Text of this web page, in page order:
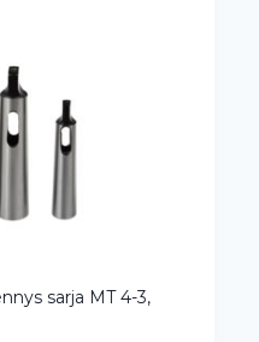
sarja MT 4-3,